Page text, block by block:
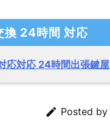
換 24時間 対応
応対応 24時間出張鍵屋
 Posted by